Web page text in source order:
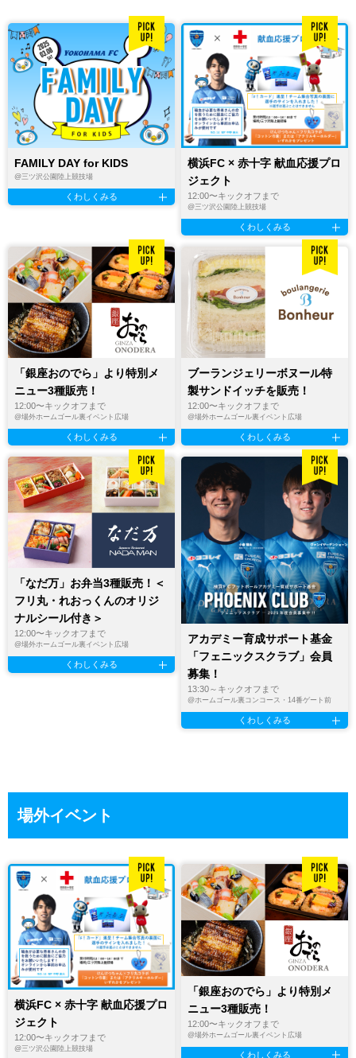
FAMILY DAY for KIDS
@三ツ沢公園陸上競技場
くわしくみる
横浜FC × 赤十字 献血応援プロ
ジェクト
12:00〜キックオフまで
@三ツ沢公園陸上競技場
くわしくみる
「銀座おのでら」より特別メ
ニュー3種販売！
12:00〜キックオフまで
@場外ホームゴール裏イベント広場
くわしくみる
ブーランジェリーボヌール特
製サンドイッチを販売！
12:00〜キックオフまで
@場外ホームゴール裏イベント広場
くわしくみる
「なだ万」お弁当3種販売！＜
フリ丸・れおっくんのオリジ
ナルシール付き＞
12:00〜キックオフまで
@場外ホームゴール裏イベント広場
くわしくみる
アカデミー育成サポート基金
「フェニックスクラブ」会員
募集！
13:30～キックオフまで
@ホームゴール裏コンコース・14番ゲート前
くわしくみる
場外イベント
横浜FC × 赤十字 献血応援プロ
ジェクト
12:00〜キックオフまで
@三ツ沢公園陸上競技場
「銀座おのでら」より特別メ
ニュー3種販売！
12:00〜キックオフまで
@場外ホームゴール裏イベント広場
くわしくみる